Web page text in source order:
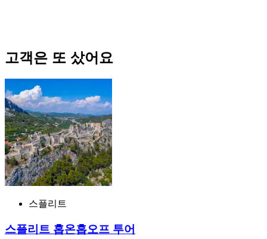
고객은 또 샀어요
스플리트
스플리트 홉온홉오프 투어